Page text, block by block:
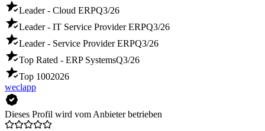
Leader - Cloud ERPQ3/26
Leader - IT Service Provider ERPQ3/26
Leader - Service Provider ERPQ3/26
Top Rated - ERP SystemsQ3/26
Top 1002026
weclapp
Dieses Profil wird vom Anbieter betrieben